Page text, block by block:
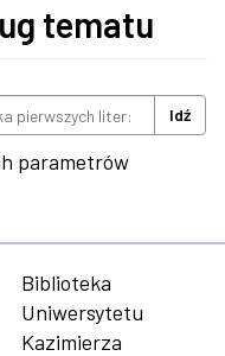
tematu
Idź
parametrów
Biblioteka
Uniwersytetu
Kazimierza